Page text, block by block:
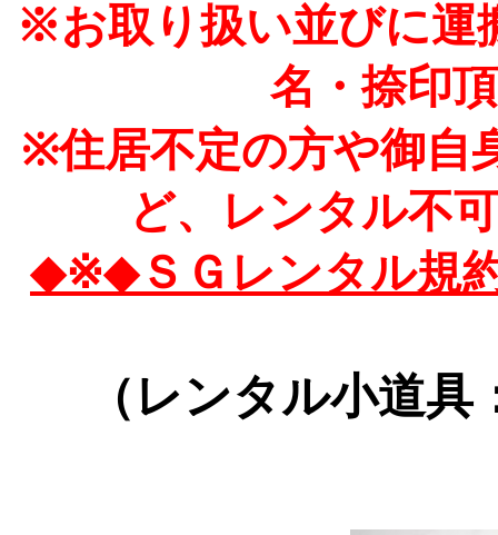
※お取り扱い並びに運
名・捺印
※住居不定の方や御自
ど、レンタル不
◆※◆ＳＧレンタル規
（レンタル小道